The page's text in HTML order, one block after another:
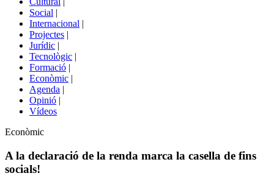
Social |
Internacional |
Projectes |
Jurídic |
Tecnològic |
Formació |
Econòmic |
Agenda |
Opinió |
Vídeos
Àmbit
la
notícia
Econòmic
A la declaració de la renda marca la casella de fins
socials!